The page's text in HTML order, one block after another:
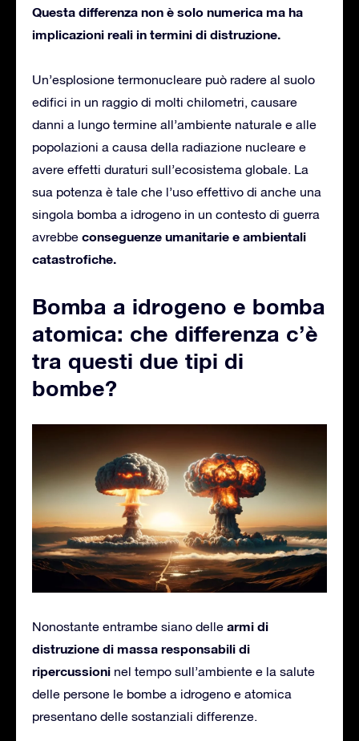
Questa differenza non è solo numerica ma ha
implicazioni reali in termini di distruzione.
Un’esplosione termonucleare può radere al suolo
edifici in un raggio di molti chilometri, causare
danni a lungo termine all’ambiente naturale e alle
popolazioni a causa della radiazione nucleare e
avere effetti duraturi sull’ecosistema globale. La
sua potenza è tale che l’uso effettivo di anche una
singola bomba a idrogeno in un contesto di guerra
avrebbe conseguenze umanitarie e ambientali
catastrofiche.
Bomba a idrogeno e bomba
atomica: che differenza c’è
tra questi due tipi di
bombe?
Nonostante entrambe siano delle armi di
distruzione di massa responsabili di
ripercussioni nel tempo sull’ambiente e la salute
delle persone le bombe a idrogeno e atomica
presentano delle sostanziali differenze.